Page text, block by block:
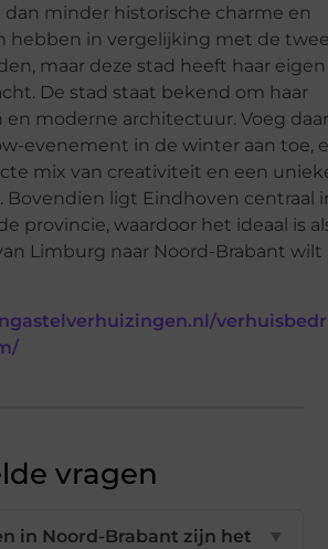
minder historische charme en
hebben in vergelijking met de
maar deze stad heeft haar eigen
De stad staat bekend om haar
en moderne architectuur. Voeg
-evenement in de winter aan toe,
mix van creativiteit en een
Bovendien ligt Eindhoven centraal
provincie, waardoor het ideaal is
Limburg naar Noord-Brabant wilt
vragen
in Noord-Brabant zijn het
▼